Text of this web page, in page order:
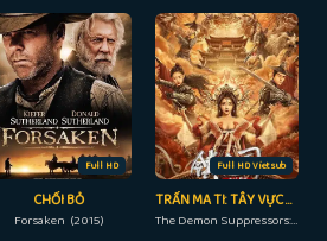
Full HD
CHỐI BỎ
Forsaken (2015)
Full HD Vietsub
TRẤN MA TI: TÂY VỰC DỊ THÚ
The Demon Suppressors: West Barbarian Beast (2021)